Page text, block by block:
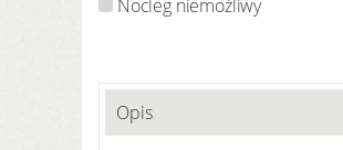
Nocleg niemożliwy
Opis